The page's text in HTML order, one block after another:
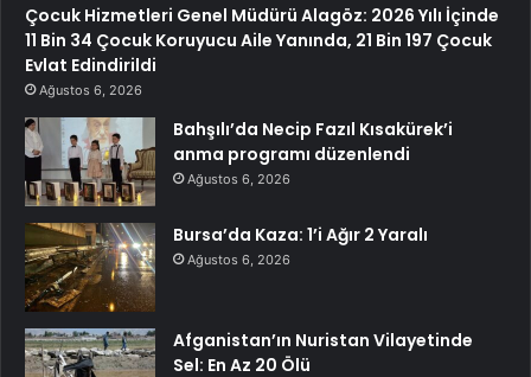
Çocuk Hizmetleri Genel Müdürü Alagöz: 2026 Yılı İçinde
11 Bin 34 Çocuk Koruyucu Aile Yanında, 21 Bin 197 Çocuk
Evlat Edindirildi
Ağustos 6, 2026
Bahşılı’da Necip Fazıl Kısakürek’i
anma programı düzenlendi
Ağustos 6, 2026
Bursa’da Kaza: 1’i Ağır 2 Yaralı
Ağustos 6, 2026
Afganistan’ın Nuristan Vilayetinde
Sel: En Az 20 Ölü